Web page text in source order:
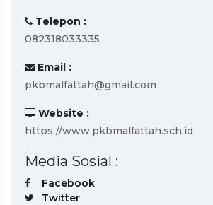
Telepon :
082318033335
Email :
pkbmalfattah@gmail.com
Website :
https://www.pkbmalfattah.sch.id
Media Sosial :
Facebook
Twitter